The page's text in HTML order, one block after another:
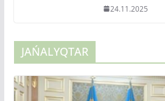
24.11.2025
JAŃALYQTAR